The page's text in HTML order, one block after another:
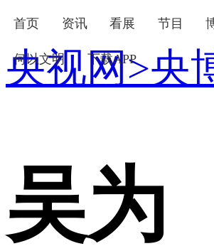
首页 资讯 看展 节目
何以文明 下载APP
下次自
央视网>央
吴为